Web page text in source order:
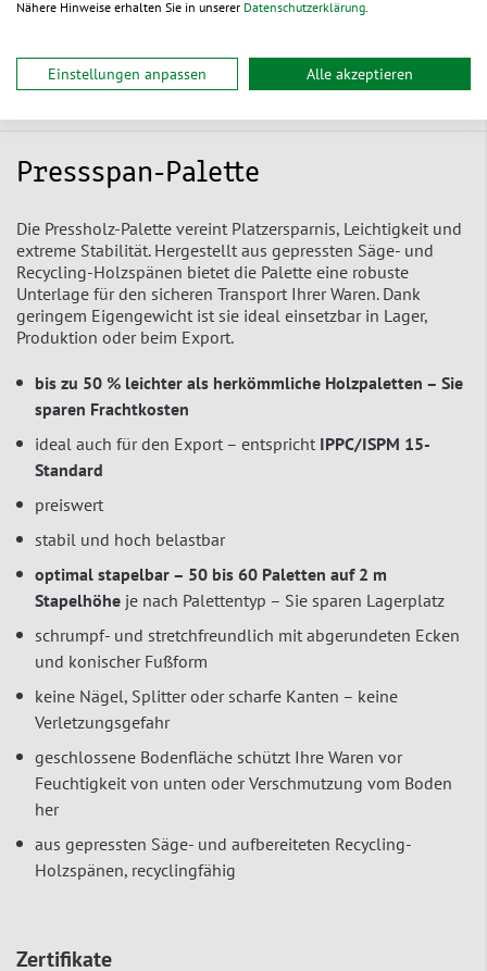
Produktbeschreibung
Pressspan-Palette
Die Pressholz-Palette vereint Platzersparnis, Leichtigkeit und
extreme Stabilität. Hergestellt aus gepressten Säge- und
Recycling-Holzspänen bietet die Palette eine robuste
Unterlage für den sicheren Transport Ihrer Waren. Dank
geringem Eigengewicht ist sie ideal einsetzbar in Lager,
Produktion oder beim Export.
bis zu 50 % leichter als herkömmliche Holzpaletten – Sie
sparen Frachtkosten
ideal auch für den Export – entspricht IPPC/ISPM 15-
Standard
preiswert
stabil und hoch belastbar
optimal stapelbar – 50 bis 60 Paletten auf 2 m
Stapelhöhe je nach Palettentyp – Sie sparen Lagerplatz
schrumpf- und stretchfreundlich mit abgerundeten Ecken
und konischer Fußform
keine Nägel, Splitter oder scharfe Kanten – keine
Verletzungsgefahr
geschlossene Bodenfläche schützt Ihre Waren vor
Feuchtigkeit von unten oder Verschmutzung vom Boden
her
aus gepressten Säge- und aufbereiteten Recycling-
Holzspänen, recyclingfähig
Zertifikate
Nähere Hinweise erhalten Sie in unserer Datenschutzerklärung
Einstellungen anpassen Alle akzeptieren